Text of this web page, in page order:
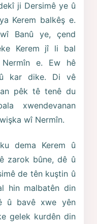
ji Dersimê ye û
Kerem balkêş e.
Banû ye, çend
Kerem jî li bal
e. Ew hê
kar dike. Di vê
pêk tê tenê du
xwendevanan
wî Nermîn.
dema Kerem û
zarok bûne, dê û
de tên kuştin û
hin malbatên din
û bavê xwe yên
gelek kurdên din